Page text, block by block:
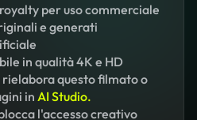
per uso commerciale
e generati
in qualità 4K e HD
rielabora questo filmato o
in AI Studio.
l'accesso creativo